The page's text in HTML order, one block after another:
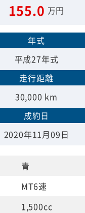
155.0 万円
年式
平成27年式
走行距離
30,000 km
成約日
2020年11月09日
青
MT6速
1,500cc